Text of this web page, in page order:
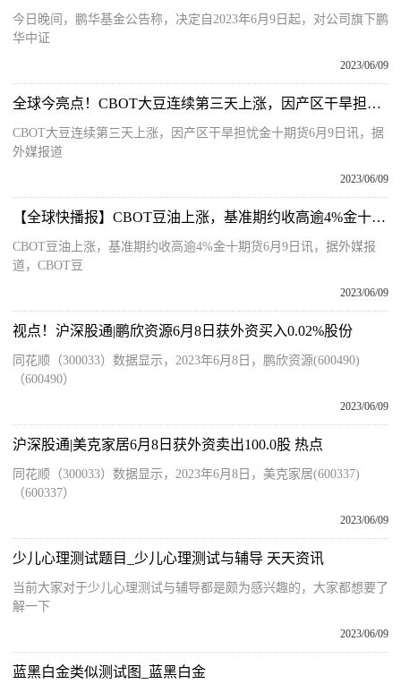
今日晚间，鹏华基金公告称，决定自2023年6月9日起，对公司旗下鹏
华中证
2023/06/09
全球今亮点！CBOT大豆连续第三天上涨，因产区干旱担忧金十期货6月9日讯，据外媒报道，CBOT大豆期货市场收盘连续第三个交易日上涨，其中基准期约收高0.20%，
CBOT大豆连续第三天上涨，因产区干旱担忧金十期货6月9日讯，据
外媒报道
2023/06/09
【全球快播报】CBOT豆油上涨，基准期约收高逾4%金十期货6月9日讯，据外媒报道，CBOT豆油期货收盘大幅上涨，其中基准期约收高4.02%，这可能与政府计划取消
CBOT豆油上涨，基准期约收高逾4%金十期货6月9日讯，据外媒报
道，CBOT豆
2023/06/09
视点！沪深股通|鹏欣资源6月8日获外资买入0.02%股份
同花顺（300033）数据显示，2023年6月8日，鹏欣资源(600490)
（600490）
2023/06/09
沪深股通|美克家居6月8日获外资卖出100.0股 热点
同花顺（300033）数据显示，2023年6月8日，美克家居(600337)
（600337）
2023/06/09
少儿心理测试题目_少儿心理测试与辅导 天天资讯
当前大家对于少儿心理测试与辅导都是颇为感兴趣的，大家都想要了
解一下
2023/06/09
蓝黑白金类似测试图_蓝黑白金